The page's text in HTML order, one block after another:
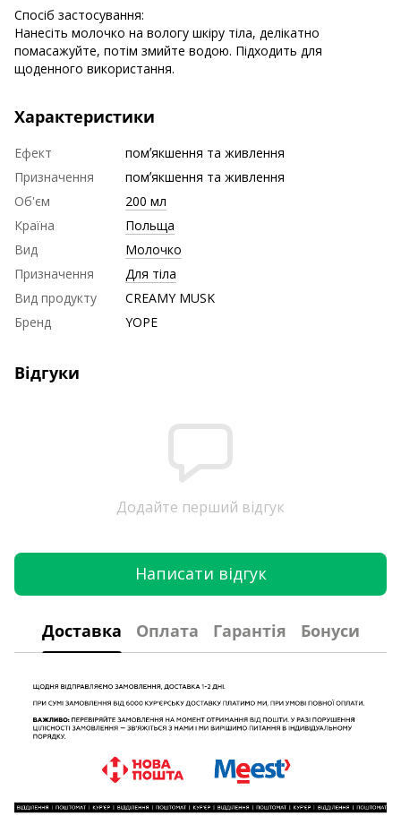
Спосіб застосування:
Нанесіть молочко на вологу шкіру тіла, делікатно
помасажуйте, потім змийте водою. Підходить для
щоденного використання.
Характеристики
Ефект
помʼякшення та живлення
Призначення
помʼякшення та живлення
Об'єм
200 мл
Країна
Польща
Вид
Молочко
Призначення
Для тіла
Вид продукту
CREAMY MUSK
Бренд
YOPE
Відгуки
Додайте перший відгук
Написати відгук
Доставка Оплата Гарантія Бонуси